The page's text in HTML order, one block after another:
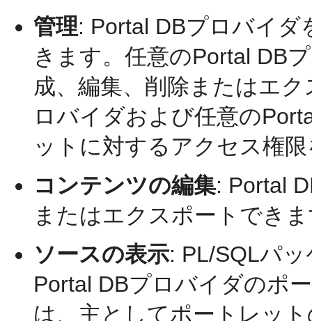
管理: Portal DBプロバイダ
きます。任意のPortal DB
成、編集、削除またはエ
ロバイダおよび任意の
ットに対するアクセス権
コンテンツの編集: Portal
またはエクスポートでき
ソースの表示: PL/SQLパ
Portal DBプロバイダのポ
は、主としてポートレッ